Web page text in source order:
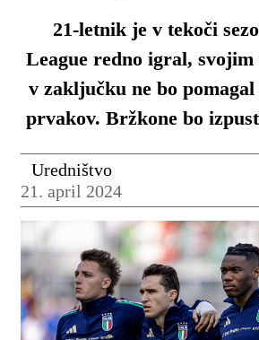
21-letnik je v tekoči
League redno igral, svojim
v zaključku ne bo
prvakov. Bržkone bo
Uredništvo
21. april 2024